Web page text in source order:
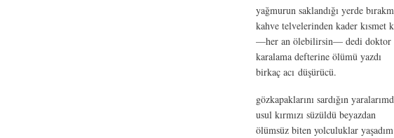
yağmurun saklandığı yerde
kahve telvelerinden kader kısmet
—her an ölebilirsin— dedi doktor
karalama defterine ölümü yazdı
birkaç acı düşürücü.
gözkapaklarını sardığın
usul kırmızı süzüldü beyazdan
ölümsüz biten yolculuklar yaşadım